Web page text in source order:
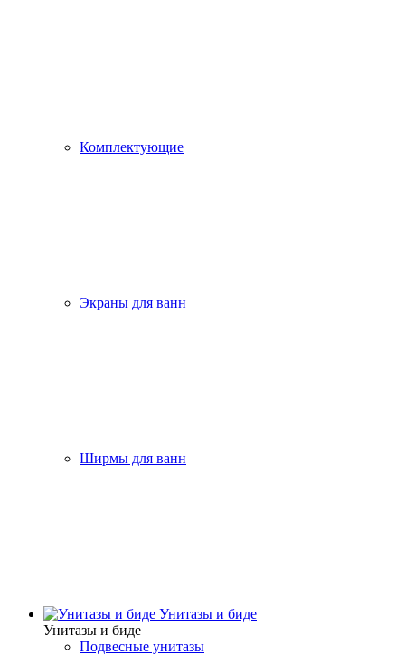
Комплектующие
Экраны для ванн
Ширмы для ванн
Унитазы и биде
Унитазы и биде
Подвесные унитазы